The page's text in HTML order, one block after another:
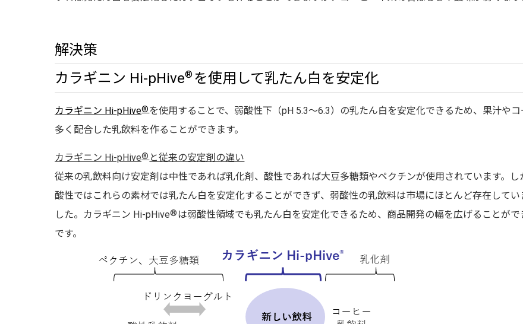
解決策
カラギニン Hi-pHive® を使用して乳たん白を安定化
カラギニン Hi-pHive®を使用することで、弱酸性下（pH 5.3～6.3）の乳たん白を安定化できるため、果汁やコ
多く配合した乳飲料を作ることができます。
カラギニン Hi-pHive®と従来の安定剤の違い
従来の乳飲料向け安定剤は中性であれば乳化剤、酸性であれば大豆多糖類やペクチンが使用されています。し
酸性ではこれらの素材では乳たん白を安定化することができず、弱酸性の乳飲料は市場にほとんど存在してい
した。カラギニン Hi-pHive®は弱酸性領域でも乳たん白を安定化できるため、商品開発の幅を広げることがで
です。